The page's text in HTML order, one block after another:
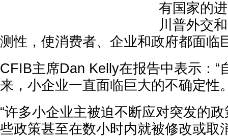
有国家的
川普外交
测性，使消费者、企业和政府都面临
CFIB主席Dan Kelly在报告中表示：“
来，小企业一直面临巨大的不确定性
“许多小企业主被迫不断应对突发的
些政策甚至在数小时内就被修改或取